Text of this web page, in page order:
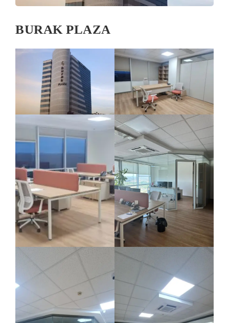
BURAK PLAZA